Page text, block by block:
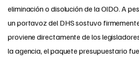
eliminación o disolución de la OIDO. A
un portavoz del DHS sostuvo
proviene directamente de los
la agencia, el paquete presupuestario